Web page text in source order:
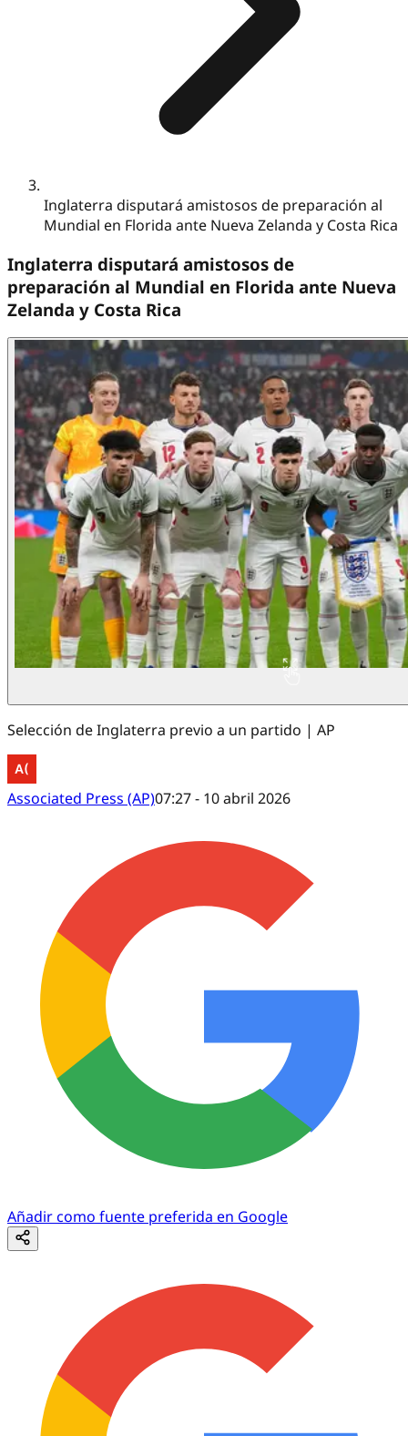
Inglaterra disputará amistosos de preparación al
Mundial en Florida ante Nueva Zelanda y Costa Rica
Inglaterra disputará amistosos de
preparación al Mundial en Florida ante Nueva
Zelanda y Costa Rica
Selección de Inglaterra previo a un partido | AP
Associated Press (AP)07:27 - 10 abril 2026
Añadir como fuente preferida en Google